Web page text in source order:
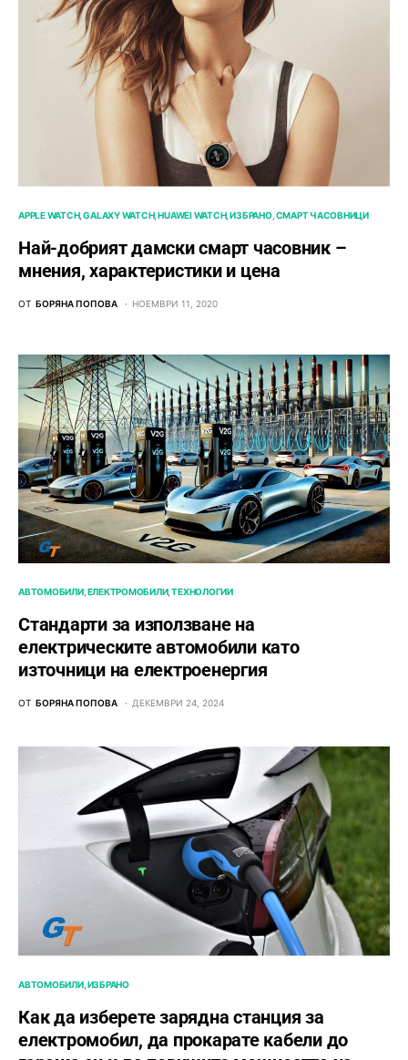
APPLE WATCH GALAXY WATCH HUAWEI WATCH ИЗБРАНО СМАРТ ЧАСОВНИЦИ
Най-добрият дамски смарт часовник –
мнения, характеристики и цена
ОТ БОРЯНА ПОПОВА НОЕМВРИ 11, 2020
АВТОМОБИЛИ ЕЛЕКТРОМОБИЛИ ТЕХНОЛОГИИ
Стандарти за използване на
електрическите автомобили като
източници на електроенергия
ОТ БОРЯНА ПОПОВА ДЕКЕМВРИ 24, 2024
АВТОМОБИЛИ ИЗБРАНО
Как да изберете зарядна станция за
електромобил, да прокарате кабели до